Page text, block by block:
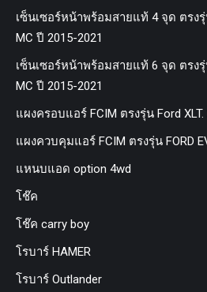
เซ็นเซอร์หน้าพร้อมสายแท้ 4 จุด ตรงรุ่
MC ปี 2015-2021
เซ็นเซอร์หน้าพร้อมสายแท้ 6 จุด ตรงรุ่
MC ปี 2015-2021
แผงครอบแอร์ FCIM ตรงรุ่น Ford XLT.
แผงควบคุมแอร์ FCIM ตรงรุ่น FORD
แหนบแอด option 4wd
โช๊ค
โช๊ค carry boy
โรบาร์ HAMER
โรบาร์ Outlander